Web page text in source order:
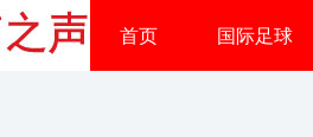
首页 国际足球